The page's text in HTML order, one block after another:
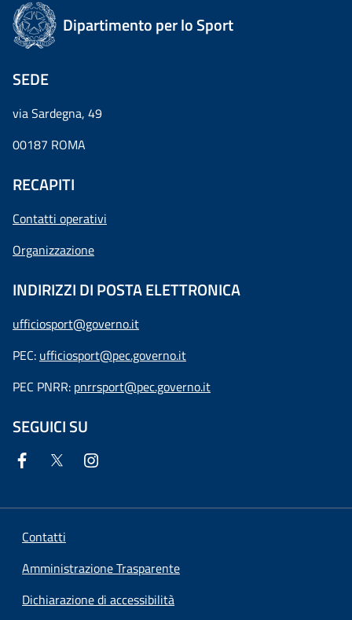
Dipartimento per lo Sport
SEDE
via Sardegna, 49
00187 ROMA
RECAPITI
Contatti operativi
Organizzazione
INDIRIZZI DI POSTA ELETTRONICA
ufficiosport@governo.it
PEC: ufficiosport@pec.governo.it
PEC PNRR: pnrrsport@pec.governo.it
SEGUICI SU
Contatti
Amministrazione Trasparente
Dichiarazione di accessibilità